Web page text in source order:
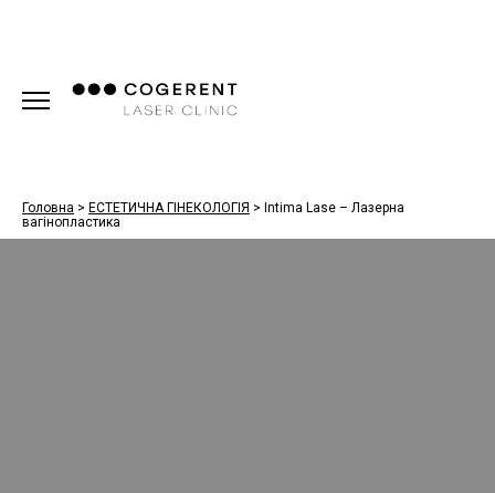
Головна > ЕСТЕТИЧНА ГІНЕКОЛОГІЯ > Intima Lase – Лазерна
вагінопластика